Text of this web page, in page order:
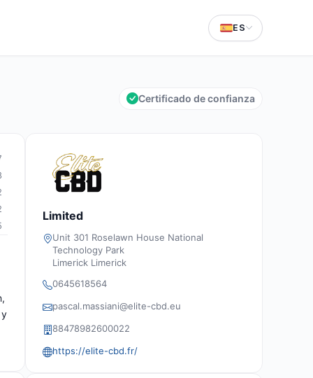
ES
Certificado de confianza
y
Limited
Unit 301 Roselawn House National
Technology Park
Limerick Limerick
0645618564
pascal.massiani@elite-cbd.eu
88478982600022
https://elite-cbd.fr/